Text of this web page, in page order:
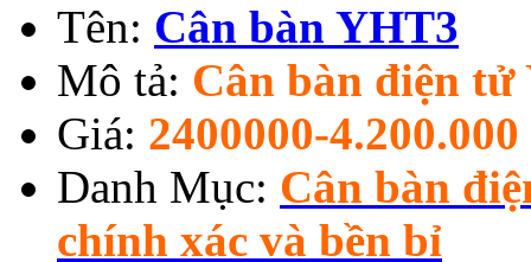
Tên: Cân bàn YHT3
Mô tả: Cân bàn điện
Giá: 2400000-4.200.000
Danh Mục: Cân bàn
chính xác và bền bỉ